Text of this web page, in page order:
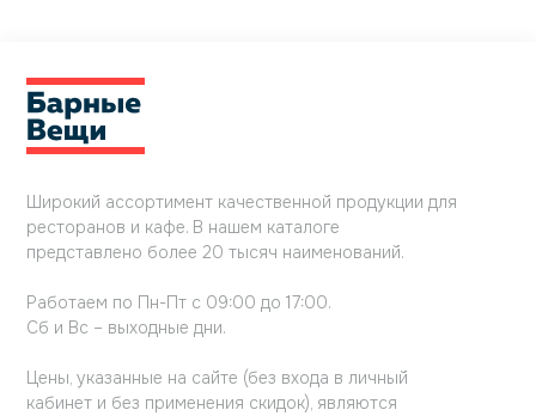
Широкий ассортимент качественной продукции для
ресторанов и кафе. В нашем каталоге
представлено более 20 тысяч наименований.
Работаем по Пн-Пт с 09:00 до 17:00.
Сб и Вс – выходные дни.
Цены, указанные на сайте (без входа в личный
кабинет и без применения скидок), являются